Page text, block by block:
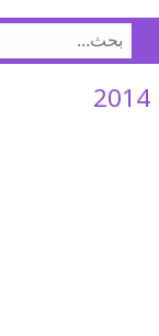
البحث
عن: